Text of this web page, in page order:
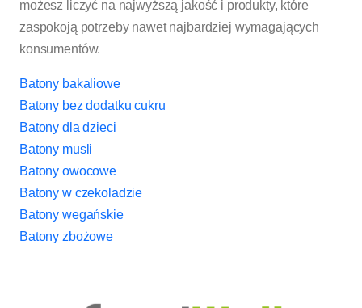
możesz liczyć na najwyższą jakość i produkty, które
zaspokoją potrzeby nawet najbardziej wymagających
konsumentów.
Batony bakaliowe
Batony bez dodatku cukru
Batony dla dzieci
Batony musli
Batony owocowe
Batony w czekoladzie
Batony wegańskie
Batony zbożowe